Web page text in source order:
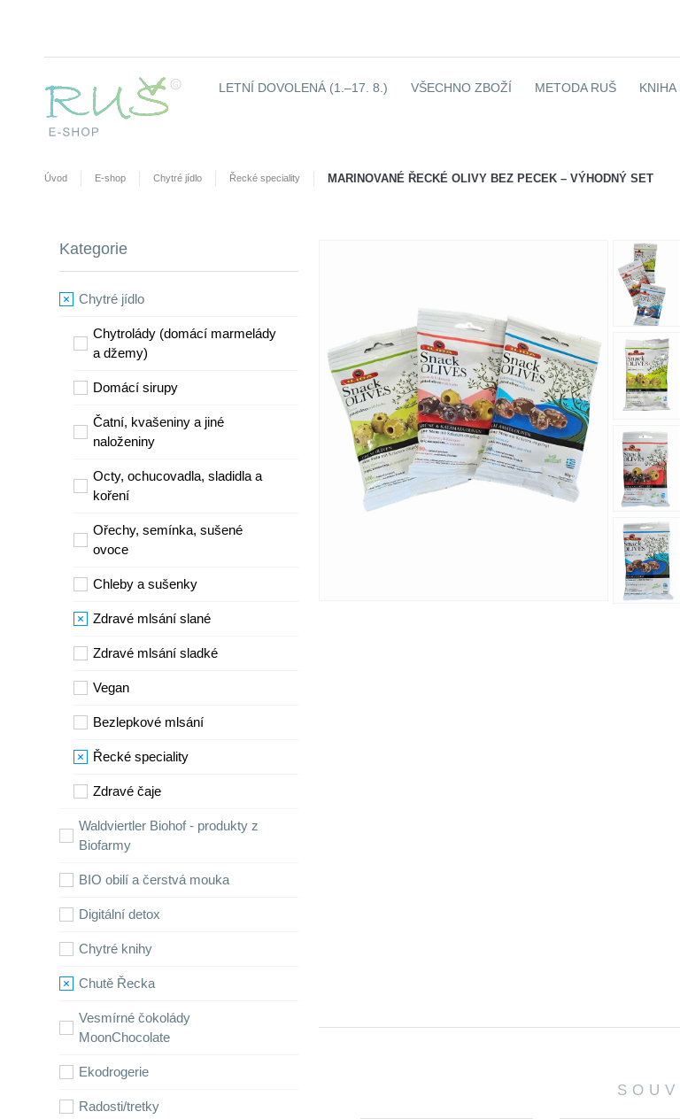
LETNÍ DOVOLENÁ (1.–17. 8.) VŠECHNO ZBOŽÍ METODA RUŠ KNIHA
Úvod E-shop Chytré jídlo Řecké speciality MARINOVANÉ ŘECKÉ OLIVY BEZ PECEK – VÝHODNÝ SET
Kategorie
Chytré jídlo
Chytrolády (domácí marmelády
a džemy)
​Domácí sirupy
Čatní, kvašeniny a jiné
naloženiny
Octy, ochucovadla, sladidla a
koření
Ořechy, semínka, sušené
ovoce
Chleby a sušenky
Zdravé mlsání slané
Zdravé mlsání sladké
Vegan
Bezlepkové mlsání
Řecké speciality
Zdravé čaje
Waldviertler Biohof - produkty z
Biofarmy
BIO obilí a čerstvá mouka
Digitální detox
Chytré knihy
Chutě Řecka
Vesmírné čokolády
MoonChocolate
Ekodrogerie
Radosti/tretky